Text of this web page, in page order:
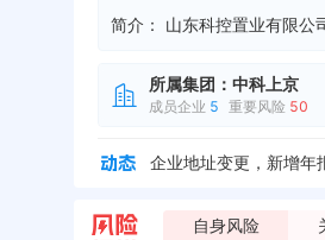
简介：
所属集团： 中科上京
成员企业 5 重要风险 50
企业地址变更，新增年
自身风险